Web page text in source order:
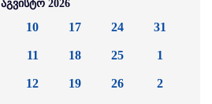
აგვისტო 2026
10
11
12
17
18
19
24
25
26
31
1
2